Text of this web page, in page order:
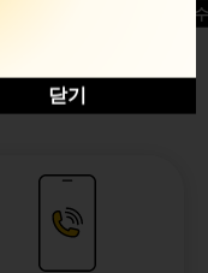
허니옥
닫기